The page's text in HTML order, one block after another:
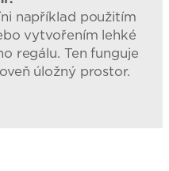
například použitím
vytvořením lehké
regálu. Ten funguje
úložný prostor.